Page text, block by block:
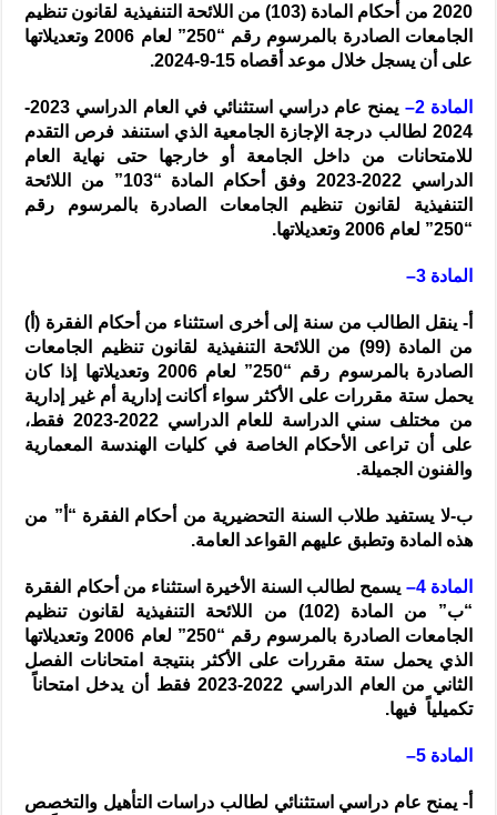
2020 من أحكام المادة (103) من اللائحة التنفيذية لقانون تنظيم
الجامعات الصادرة بالمرسوم رقم “250” لعام 2006 وتعديلاتها
على أن يسجل خلال موعد أقصاه 15-9-2024.
المادة 2–
يمنح عام دراسي استثنائي في العام الدراسي 2023-
2024 لطالب درجة الإجازة الجامعية الذي استنفد فرص التقدم
للامتحانات من داخل الجامعة أو خارجها حتى نهاية العام
الدراسي 2022-2023 وفق أحكام المادة “103” من اللائحة
التنفيذية لقانون تنظيم الجامعات الصادرة بالمرسوم رقم
“250” لعام 2006 وتعديلاتها.
المادة 3–
أ‌- ينقل الطالب من سنة إلى أخرى استثناء من أحكام الفقرة (أ)
من المادة (99) من اللائحة التنفيذية لقانون تنظيم الجامعات
الصادرة بالمرسوم رقم “250” لعام 2006 وتعديلاتها إذا كان
يحمل ستة مقررات على الأكثر سواء أكانت إدارية أم غير إدارية
من مختلف سني الدراسة للعام الدراسي 2022-2023 فقط،
على أن تراعى الأحكام الخاصة في كليات الهندسة المعمارية
والفنون الجميلة.
ب‌-لا يستفيد طلاب السنة التحضيرية من أحكام الفقرة “أ” من
هذه المادة وتطبق عليهم القواعد العامة.
المادة 4–
يسمح لطالب السنة الأخيرة استثناء من أحكام الفقرة
“ب” من المادة (102) من اللائحة التنفيذية لقانون تنظيم
الجامعات الصادرة بالمرسوم رقم “250” لعام 2006 وتعديلاتها
الذي يحمل ستة مقررات على الأكثر بنتيجة امتحانات الفصل
الثاني من العام الدراسي 2022-2023 فقط أن يدخل امتحاناً
تكميلياً فيها.
المادة 5–
‌أ- يمنح عام دراسي استثنائي لطالب دراسات التأهيل والتخصص